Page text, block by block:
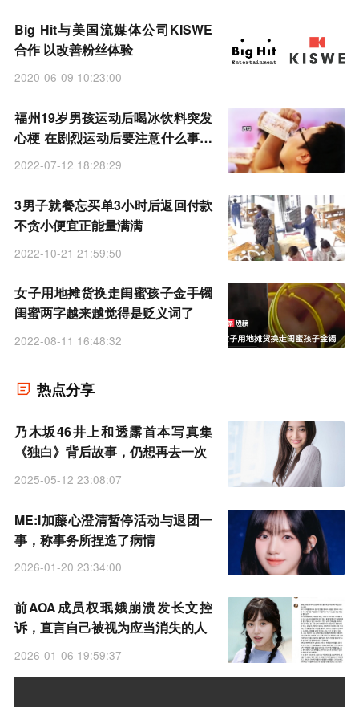
Big Hit与美国流媒体公司KISWE
合作 以改善粉丝体验
2020-06-09 10:23:00
福州19岁男孩运动后喝冰饮料突发
心梗 在剧烈运动后要注意什么事项
和问题
2022-07-12 18:28:29
3男子就餐忘买单3小时后返回付款
不贪小便宜正能量满满
2022-10-21 21:59:50
女子用地摊货换走闺蜜孩子金手镯
闺蜜两字越来越觉得是贬义词了
2022-08-11 16:48:32
热点分享
乃木坂46井上和透露首本写真集
《独白》背后故事，仍想再去一次
2025-05-12 23:08:07
ME:I加藤心澄清暂停活动与退团一
事，称事务所捏造了病情
2026-01-20 23:34:00
前AOA成员权珉娥崩溃发长文控
诉，直言自己被视为应当消失的人
2026-01-06 19:59:37